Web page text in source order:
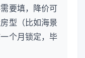
要填，降价可
型（比如海景
个月锁定，毕